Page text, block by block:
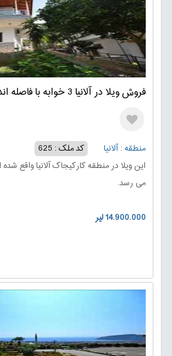
فروش ویلا در آلانیا 3 خوابه با فاصله اندک تا ساحل دریا
منطقه : آلانیا
کد ملک : 625
این ویلا در منطقه کارکیجاک آلانیا
می رسد.
14.900.000 لیر